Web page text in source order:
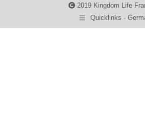
2019 Kingdom Life
Quicklinks -